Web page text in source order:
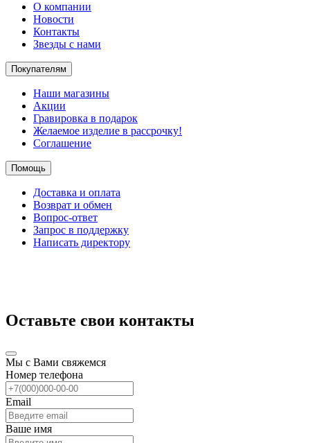
О компании
Новости
Контакты
Звезды с нами
Покупателям
Наши магазины
Акции
Гравировка в подарок
Желаемое изделие в рассрочку!
Соглашение
Помощь
Доставка и оплата
Возврат и обмен
Вопрос-ответ
Запрос в поддержку
Написать директору
Оставьте свои контакты
Мы с Вами свяжемся
Номер телефона
Email
Ваше имя